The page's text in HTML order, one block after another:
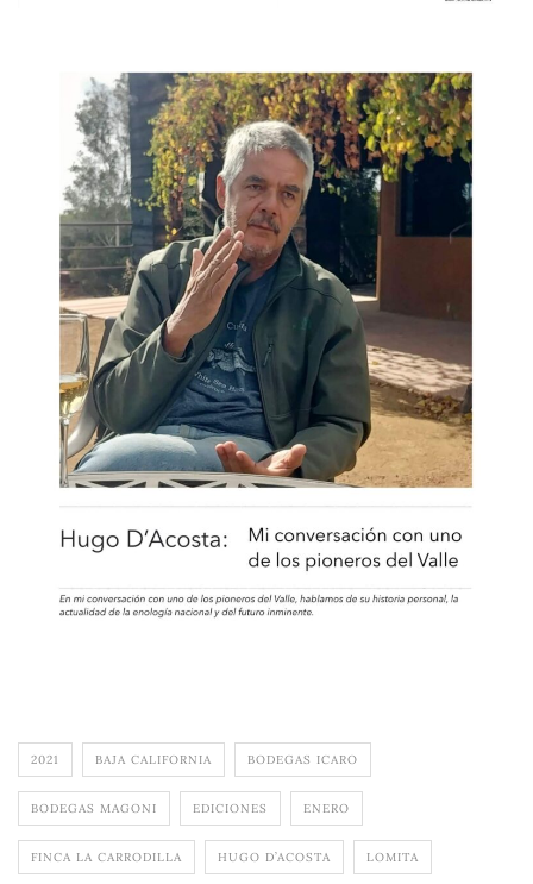
2021 BAJA CALIFORNIA BODEGAS ICARO
BODEGAS MAGONI EDICIONES ENERO
FINCA LA CARRODILLA HUGO D’ACOSTA LOMITA